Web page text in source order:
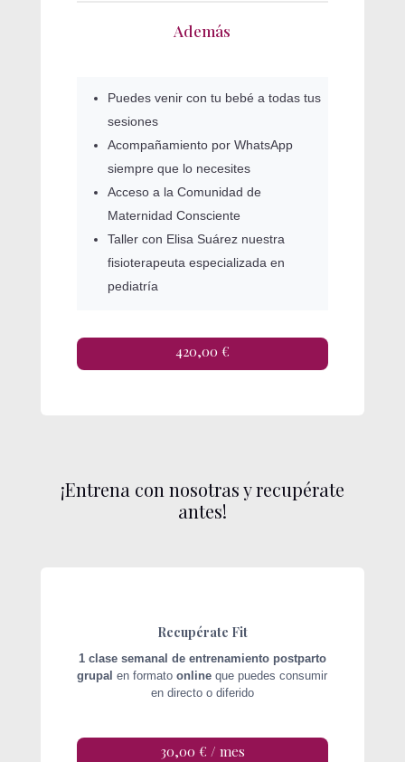
Además
Puedes venir con tu bebé a todas tus
sesiones
Acompañamiento por WhatsApp
siempre que lo necesites
Acceso a la Comunidad de
Maternidad Consciente
Taller con Elisa Suárez nuestra
fisioterapeuta especializada en
pediatría
420,00 €
¡Entrena con nosotras y recupérate
antes!
Recupérate Fit
1 clase semanal de entrenamiento postparto
grupal en formatoonline que puedes consumir
en directo o diferido
30,00 € / mes